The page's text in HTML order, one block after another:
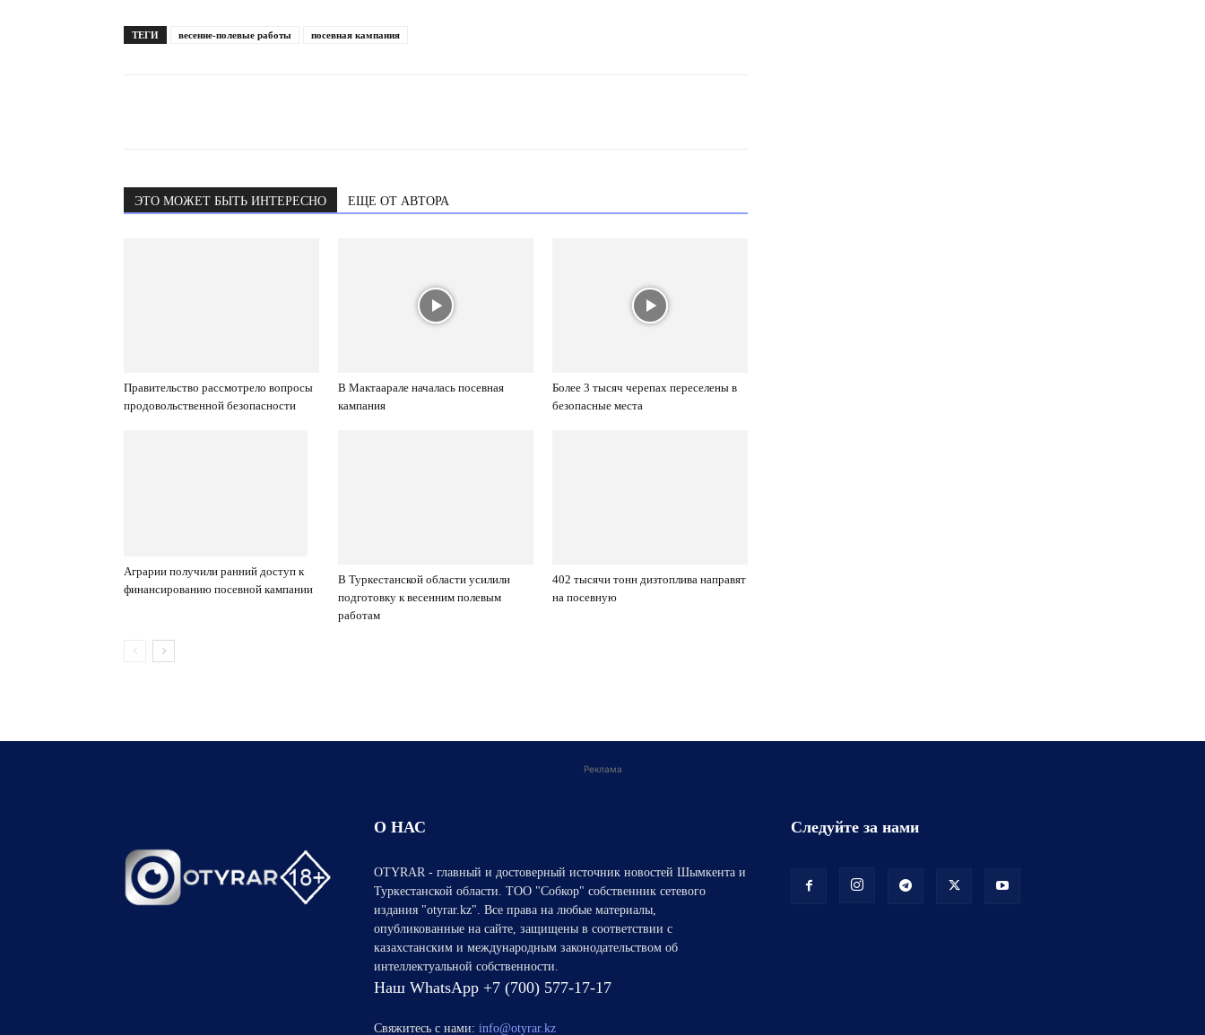
ТЕГИ весенне-полевые работы посевная кампания
ЭТО МОЖЕТ БЫТЬ ИНТЕРЕСНО ЕЩЕ ОТ АВТОРА
Правительство рассмотрело вопросы
продовольственной безопасности
В Мактаарале началась посевная
кампания
Более 3 тысяч черепах переселены в
безопасные места
Аграрии получили ранний доступ к
финансированию посевной кампании
В Туркестанской области усилили
подготовку к весенним полевым
работам
402 тысячи тонн дизтоплива направят
на посевную
Реклама
О НАС
OTYRAR - главный и достоверный источник новостей Шымкента и
Туркестанской области. ТОО "Собкор" собственник сетевого
издания "otyrar.kz". Все права на любые материалы,
опубликованные на сайте, защищены в соответствии с
казахстанским и международным законодательством об
интеллектуальной собственности.
Наш WhatsApp +7 (700) 577-17-17
Свяжитесь с нами: info@otyrar.kz
Следуйте за нами